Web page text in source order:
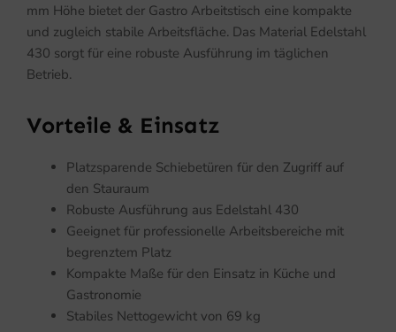
mm Höhe bietet der Gastro Arbeitstisch eine kompakte
und zugleich stabile Arbeitsfläche. Das Material Edelstahl
430 sorgt für eine robuste Ausführung im täglichen
Betrieb.
Vorteile & Einsatz
Platzsparende Schiebetüren für den Zugriff auf
den Stauraum
Robuste Ausführung aus Edelstahl 430
Geeignet für professionelle Arbeitsbereiche mit
begrenztem Platz
Kompakte Maße für den Einsatz in Küche und
Gastronomie
Stabiles Nettogewicht von 69 kg